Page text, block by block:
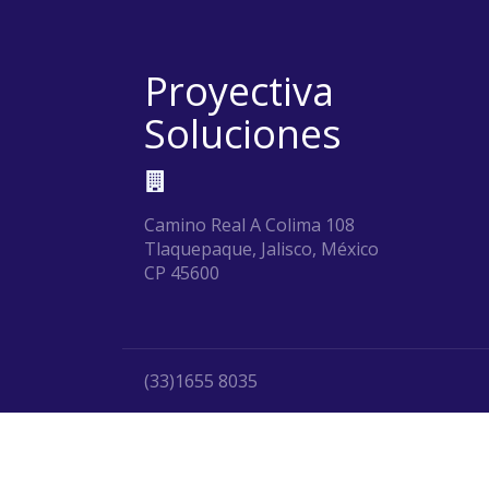
Proyectiva
Soluciones
Camino Real A Colima 108
Tlaquepaque, Jalisco, México
CP 45600
(33)1655 8035